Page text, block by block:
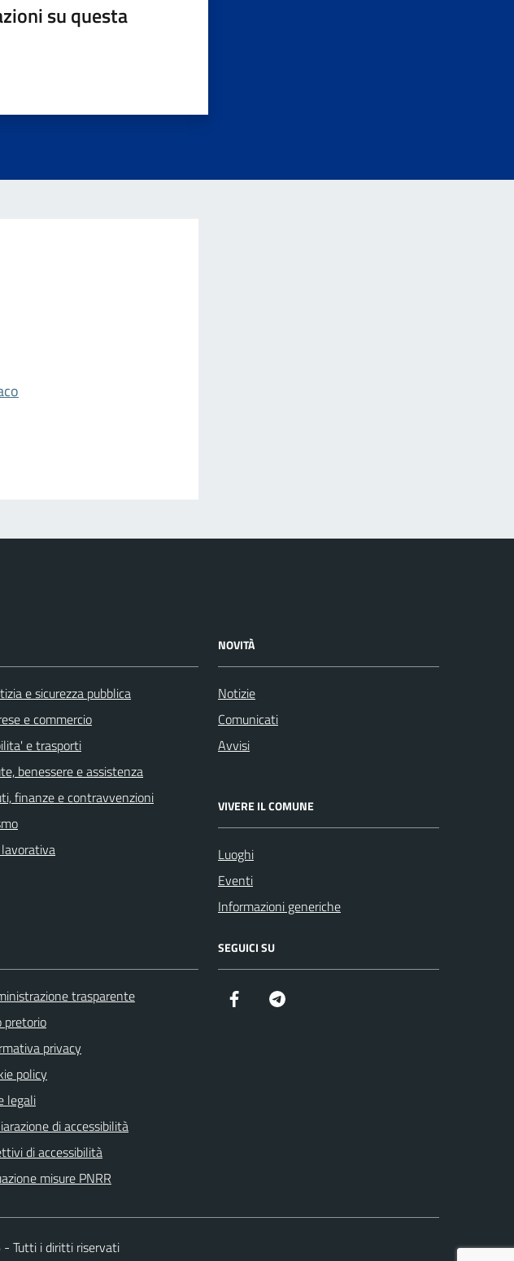
su questa
e sicurezza pubblica
e commercio
e trasporti
benessere e assistenza
finanze e contravvenzioni
NOVITÀ
Notizie
Comunicati
Avvisi
VIVERE IL COMUNE
Luoghi
Eventi
Informazioni generiche
trasparente
pretorio
privacy
policy
legali
di accessibilità
di accessibilità
misure PNRR
SEGUICI SU
Facebook
Tutti i diritti riservati